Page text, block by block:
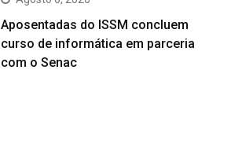
Aposentadas do ISSM concluem
curso de informática em parceria
com o Senac